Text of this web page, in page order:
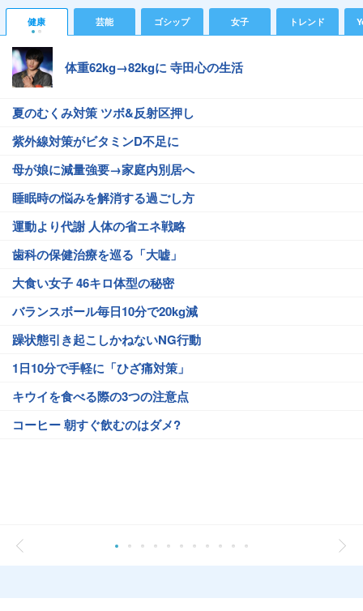
健康 芸能 ゴシップ 女子 トレンド
体重62kg→82kgに 寺田心の生活
夏のむくみ対策 ツボ&反射区押し
紫外線対策がビタミンD不足に
母が娘に減量強要→家庭内別居へ
睡眠時の悩みを解消する過ごし方
運動より代謝 人体の省エネ戦略
歯科の保健治療を巡る「大嘘」
大食い女子 46キロ体型の秘密
バランスボール毎日10分で20kg減
躁状態引き起こしかねないNG行動
1日10分で手軽に「ひざ痛対策」
キウイを食べる際の3つの注意点
コーヒー 朝すぐ飲むのはダメ?